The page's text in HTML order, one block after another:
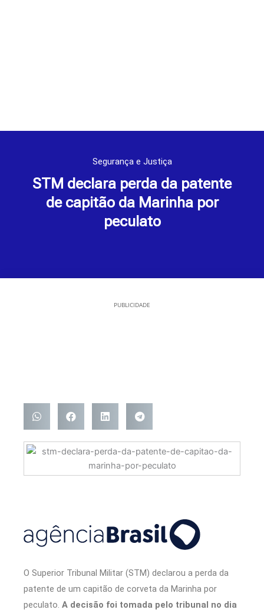
Segurança e Justiça
STM declara perda da patente
de capitão da Marinha por
peculato
PUBLICIDADE
O Superior Tribunal Militar (STM) declarou a perda da
patente de um capitão de corveta da Marinha por
peculato. A decisão foi tomada pelo tribunal no dia